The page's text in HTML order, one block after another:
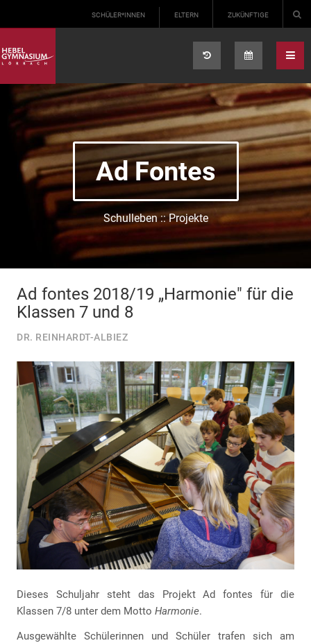
SCHÜLER*INNEN ELTERN ZUKÜNFTIGE
Ad Fontes
Schulleben :: Projekte
Ad fontes 2018/19 „Harmonie" für die
Klassen 7 und 8
DR. REINHARDT-ALBIEZ
Dieses Schuljahr steht das Projekt Ad fontes für die
Klassen 7/8 unter dem Motto Harmonie.
Ausgewählte Schülerinnen und Schüler trafen sich am